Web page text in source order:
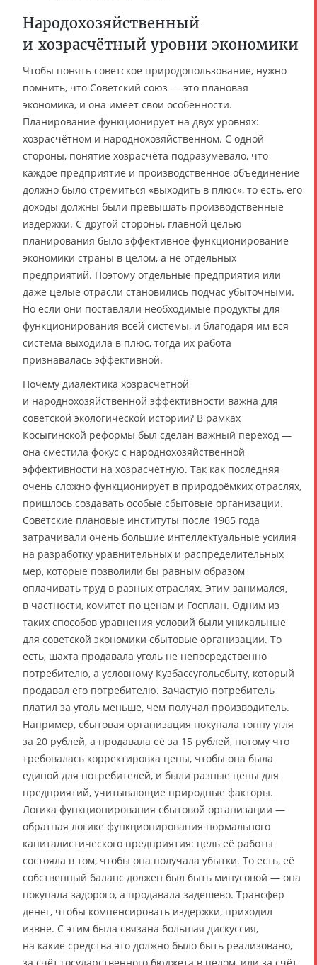
Народохозяйственный
и хозрасчётный уровни экономики
Чтобы понять советское природопользование, нужно
помнить, что Советский союз — это плановая
экономика, и она имеет свои особенности.
Планирование функционирует на двух уровнях:
хозрасчётном и народнохозяйственном. С одной
стороны, понятие хозрасчёта подразумевало, что
каждое предприятие и производственное объединение
должно было стремиться «выходить в плюс», то есть, его
доходы должны были превышать производственные
издержки. С другой стороны, главной целью
планирования было эффективное функционирование
экономики страны в целом, а не отдельных
предприятий. Поэтому отдельные предприятия или
даже целые отрасли становились подчас убыточными.
Но если они поставляли необходимые продукты для
функционирования всей системы, и благодаря им вся
система выходила в плюс, тогда их работа
признавалась эффективной.
Почему диалектика хозрасчётной
и народнохозяйственной эффективности важна для
советской экологической истории? В рамках
Косыгинской реформы был сделан важный переход —
она сместила фокус с народнохозяйственной
эффективности на хозрасчётную. Так как последняя
очень сложно функционирует в природоёмких отраслях,
пришлось создавать особые сбытовые организации.
Советские плановые институты после 1965 года
затрачивали очень большие интеллектуальные усилия
на разработку уравнительных и распределительных
мер, которые позволили бы равным образом
оплачивать труд в разных отраслях. Этим занимался,
в частности, комитет по ценам и Госплан. Одним из
таких способов уравнения условий были уникальные
для советской экономики сбытовые организации. То
есть, шахта продавала уголь не непосредственно
потребителю, а условному Кузбассугольсбыту, который
продавал его потребителю. Зачастую потребитель
платил за уголь меньше, чем получал производитель.
Например, сбытовая организация покупала тонну угля
за 20 рублей, а продавала её за 15 рублей, потому что
требовалась корректировка цены, чтобы она была
единой для потребителей, и были разные цены для
предприятий, учитывающие природные факторы.
Логика функционирования сбытовой организации —
обратная логике функционирования нормального
капиталистического предприятия: цель её работы
состояла в том, чтобы она получала убытки. То есть, её
собственный баланс должен был быть минусовой — она
покупала задорого, а продавала задешево. Трансфер
денег, чтобы компенсировать издержки, приходил
извне. С этим была связана большая дискуссия,
на какие средства это должно было быть реализовано,